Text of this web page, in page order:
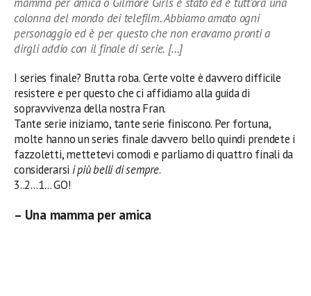
colonna del mondo dei telefilm. Abbiamo amato ogni
personaggio ed è per questo che non eravamo pronti a
dirgli addio con il finale di serie. […]
I series finale? Brutta roba. Certe volte è davvero difficile
resistere e per questo che ci affidiamo alla guida di
sopravvivenza della nostra Fran.
Tante serie iniziamo, tante serie finiscono. Per fortuna,
molte hanno un series finale davvero bello quindi prendete i
fazzoletti, mettetevi comodi e parliamo di quattro finali da
considerarsi i più belli di sempre.
3..2…1… GO!
– Una mamma per amica